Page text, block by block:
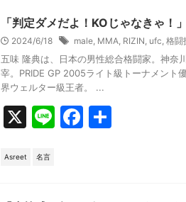
「判定ダメだよ！KOじゃなきゃ！
2024/6/18 male, MMA, RIZIN, ufc, 格闘
五味 隆典は、日本の男性総合格闘家。神奈
宰。PRIDE GP 2005ライト級トーナメント
界ウェルター級王者。 ...
X
Li F
Asreet 名言